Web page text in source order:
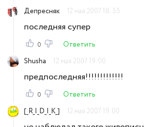
Депресняк
12 мая 2007 18:55
последняя супер
0
Ответить
Shusha
12 мая 2007 19:00
предпоследняя!!!!!!!!!!!!!
0
Ответить
[_R_I_D_I_K_]
12 мая 2007 19:00